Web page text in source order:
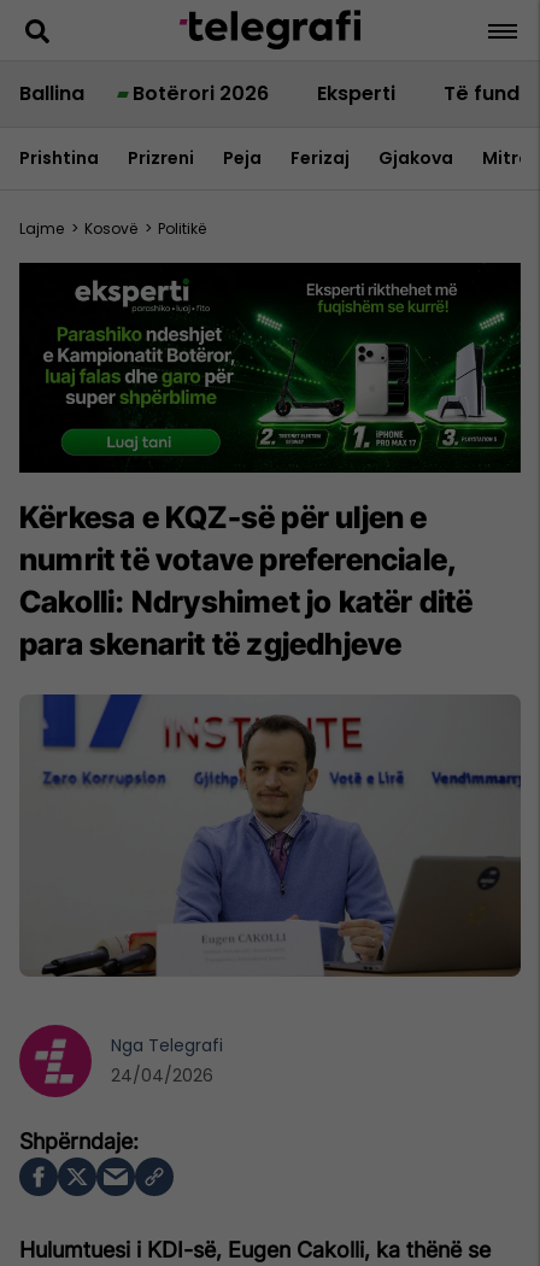
Ballina Botërori 2026 Eksperti Të fundit
Prishtina Prizreni Peja Ferizaj Gjakova
Lajme > Kosovë > Politikë
Kërkesa e KQZ-së për uljen e
numrit të votave preferenciale,
Cakolli: Ndryshimet jo katër ditë
para skenarit të zgjedhjeve
Hulumtuesi i KDI-së, Eugen Cakolli, ka thënë se
Nga Telegrafi
24/04/2026